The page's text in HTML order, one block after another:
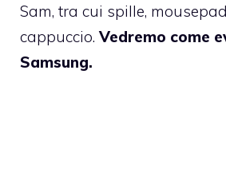
Sam, tra cui spille,
cappuccio.Vedremo come
Samsung.